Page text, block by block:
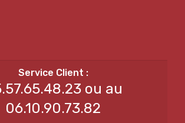
ou au
06.10.90.73.82